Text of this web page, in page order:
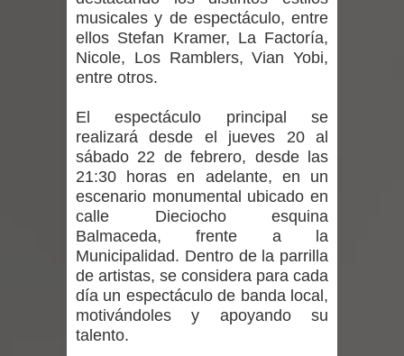
ministra de Salud por dejar fuera a
Linares: “No dará la cara”
Seremi de Desarrollo Social y Familia
mantiene despliegue para apoyar a
niños y adolescentes durante la
emergencia.
Del anime al K-pop: especialistas U.
de Chile analizan el creciente interés
por las culturas japonesa y coreana
musicales y de espectáculo, entre
ellos Stefan Kramer, La Factoría,
Nicole, Los Ramblers, Vian Yobi,
entre otros.
El espectáculo principal se
realizará desde el jueves 20 al
sábado 22 de febrero, desde las
21:30 horas en adelante, en un
escenario monumental ubicado en
calle Dieciocho esquina
Balmaceda, frente a la
Municipalidad. Dentro de la parrilla
de artistas, se considera para cada
día un espectáculo de banda local,
motivándoles y apoyando su
talento.